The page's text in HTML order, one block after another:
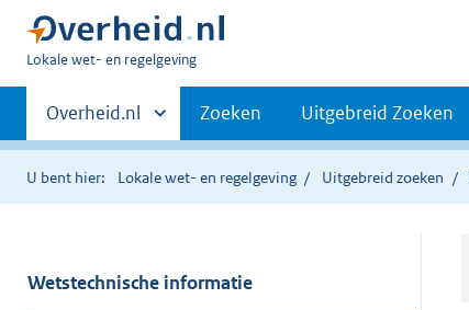
U
hier:
Lokale wet- en regelgeving
Primaire
navigatie
Andere
sites
binnen
Overheid.nl Zoeken Uitgebreid Zoeken
U bent hier: Lokale wet- en regelgeving Uitgebreid zoeken
Wetstechnische informatie